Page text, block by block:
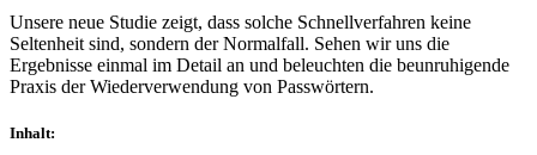
Unsere neue Studie zeigt, dass solche Schnellverfahren keine
Seltenheit sind, sondern der Normalfall. Sehen wir uns die
Ergebnisse einmal im Detail an und beleuchten die beunruhigende
Praxis der Wiederverwendung von Passwörtern.
Inhalt: